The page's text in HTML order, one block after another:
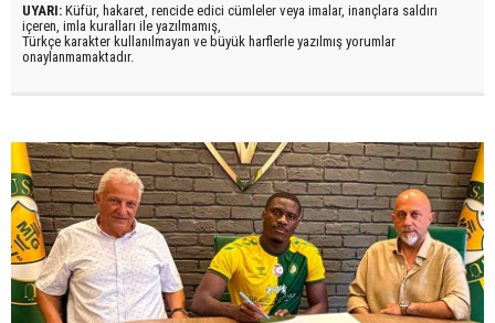
UYARI: Küfür, hakaret, rencide edici cümleler veya imalar, inançlara saldırı
içeren, imla kuralları ile yazılmamış,
Türkçe karakter kullanılmayan ve büyük harflerle yazılmış yorumlar
onaylanmamaktadır.